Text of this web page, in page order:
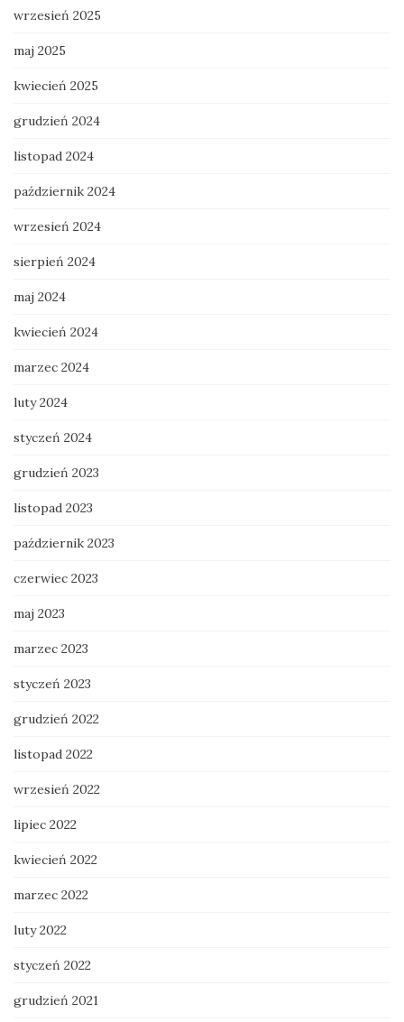
wrzesień 2025
maj 2025
kwiecień 2025
grudzień 2024
listopad 2024
październik 2024
wrzesień 2024
sierpień 2024
maj 2024
kwiecień 2024
marzec 2024
luty 2024
styczeń 2024
grudzień 2023
listopad 2023
październik 2023
czerwiec 2023
maj 2023
marzec 2023
styczeń 2023
grudzień 2022
listopad 2022
wrzesień 2022
lipiec 2022
kwiecień 2022
marzec 2022
luty 2022
styczeń 2022
grudzień 2021